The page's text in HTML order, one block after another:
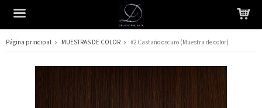
El producto ha sido añadido a su carrito
Página principal MUESTRAS DE COLOR #2 Castaño oscuro (Muestra de color)